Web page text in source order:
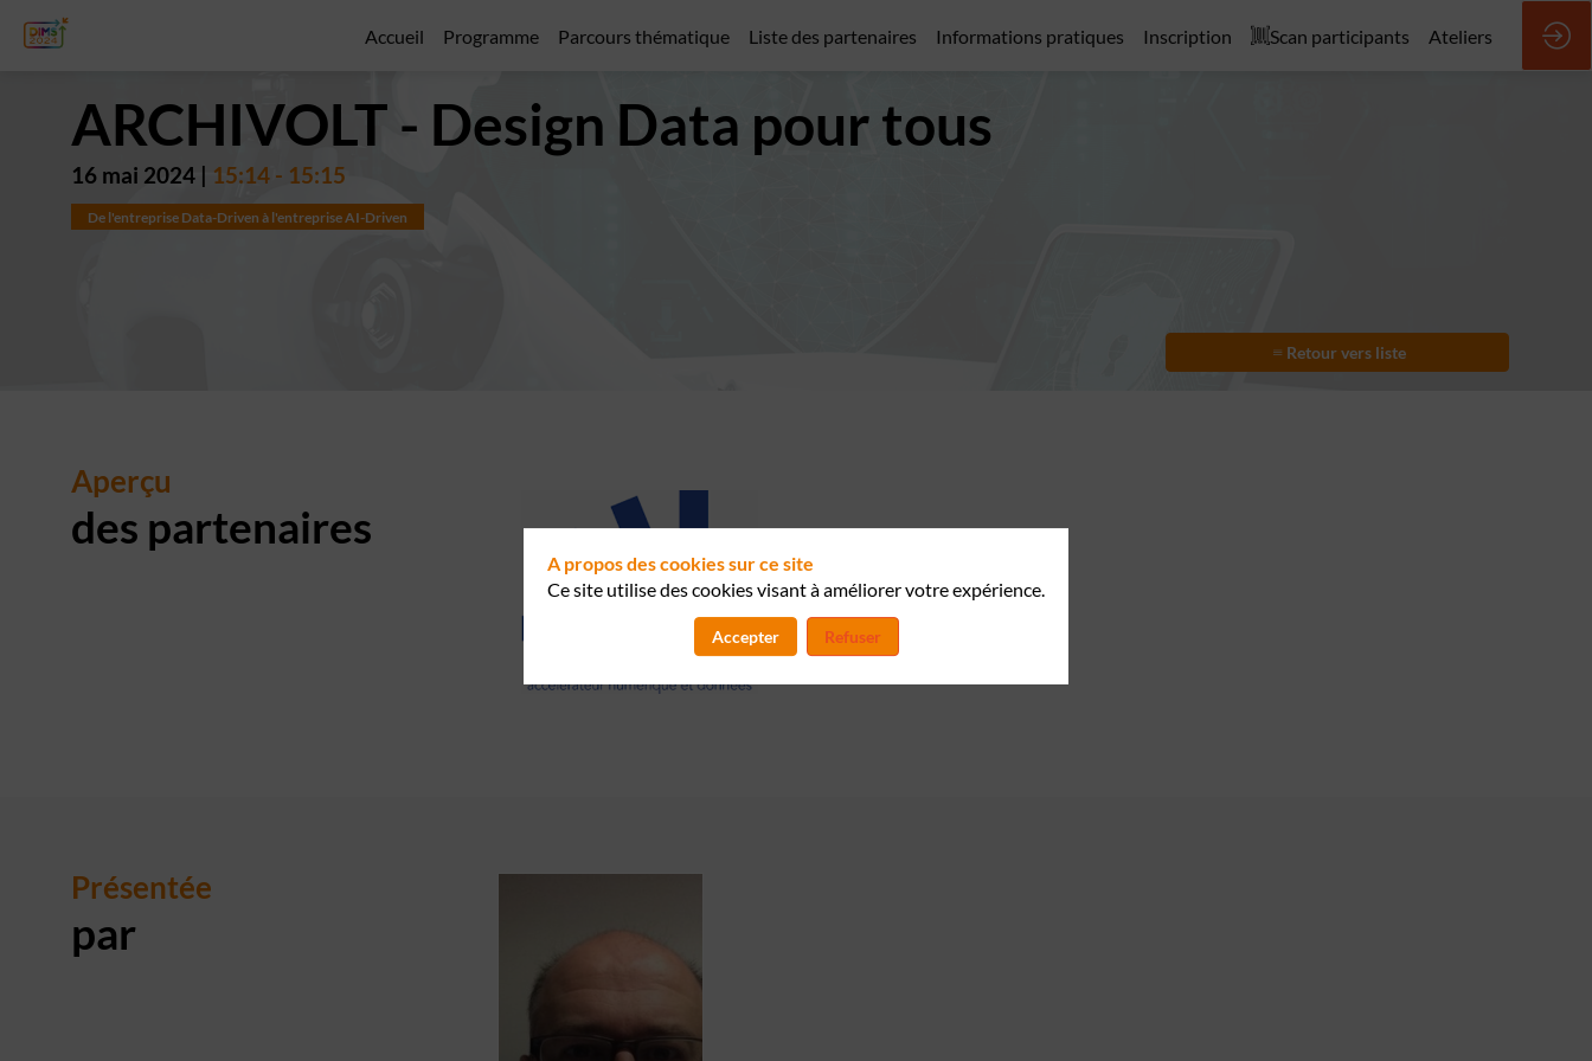
Accueil Programme Parcours thématique Liste des partenaires Informations pratiques Inscription Scan participants Ateliers
ARCHIVOLT - Design Data pour tous
16 mai 2024 15:14 - 15:15
De l'entreprise Data-Driven à l'entreprise AI-Driven
Retour vers liste
Aperçu
des partenaires
Présentée
par
A propos des cookies sur ce site
Ce site utilise des cookies visant à améliorer votre expérience.
Accepter Refuser